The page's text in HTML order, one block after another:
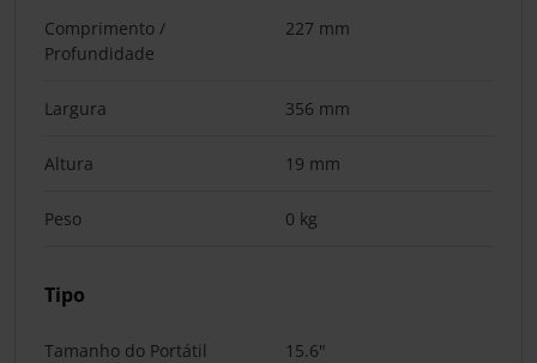
Comprimento /
Profundidade
227 mm
Largura 356 mm
Altura 19 mm
Peso 0 kg
Tipo
Tamanho do Portátil 15.6"